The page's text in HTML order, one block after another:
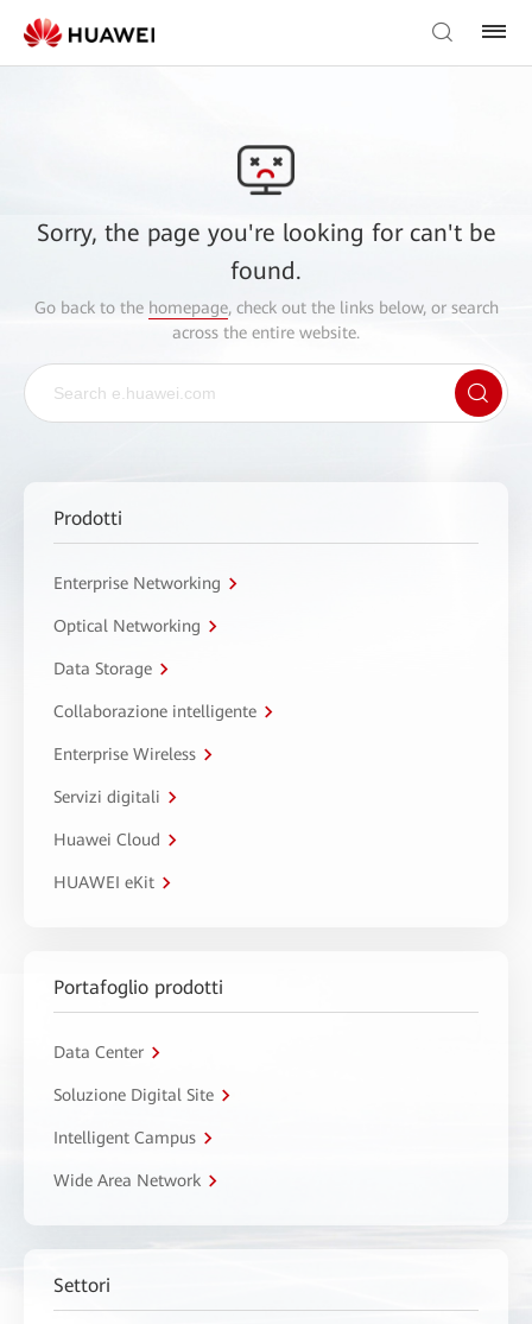
Sorry, the page you're looking for can't be
found.
Go back to the homepage, check out the links below, or search
across the entire website.
Prodotti
Enterprise Networking
Optical Networking
Data Storage
Collaborazione intelligente
Enterprise Wireless
Servizi digitali
Huawei Cloud
HUAWEI eKit
Portafoglio prodotti
Data Center
Soluzione Digital Site
Intelligent Campus
Wide Area Network
Settori